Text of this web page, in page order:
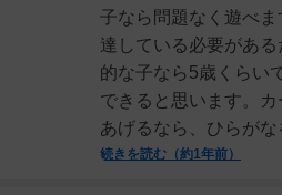
子なら問題なく遊べ
達している必要があ
的な子なら5歳くらい
できると思います。
あげるなら、ひらがな
続きを読む（約1年前）